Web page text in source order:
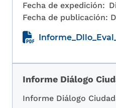
Fecha de expedición:
Fecha de publicación:
Informe Diálogo
Informe Diálogo